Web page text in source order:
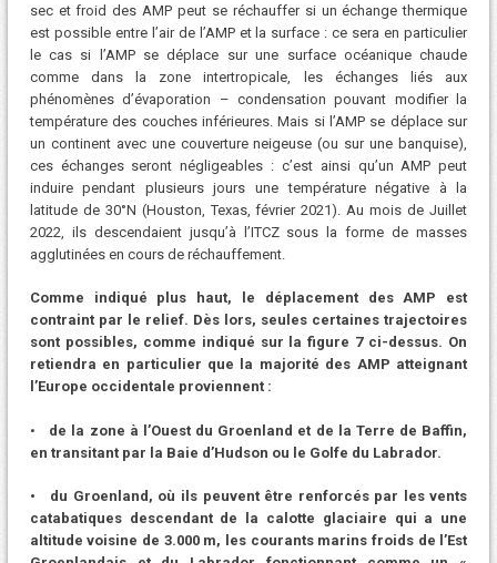
sec et froid des AMP peut se réchauffer si un échange thermique
est possible entre l’air de l’AMP et la surface : ce sera en particulier
le cas si l’AMP se déplace sur une surface océanique chaude
comme dans la zone intertropicale, les échanges liés aux
phénomènes d’évaporation – condensation pouvant modifier la
température des couches inférieures. Mais si l’AMP se déplace sur
un continent avec une couverture neigeuse (ou sur une banquise),
ces échanges seront négligeables : c’est ainsi qu’un AMP peut
induire pendant plusieurs jours une température négative à la
latitude de 30°N (Houston, Texas, février 2021). Au mois de Juillet
2022, ils descendaient jusqu’à l’ITCZ sous la forme de masses
agglutinées en cours de réchauffement.
Comme indiqué plus haut, le déplacement des AMP est
contraint par le relief. Dès lors, seules certaines trajectoires
sont possibles, comme indiqué sur la figure 7 ci-dessus. On
retiendra en particulier que la majorité des AMP atteignant
l’Europe occidentale proviennent :
• de la zone à l’Ouest du Groenland et de la Terre de Baffin,
en transitant par la Baie d’Hudson ou le Golfe du Labrador.
• du Groenland, où ils peuvent être renforcés par les vents
catabatiques descendant de la calotte glaciaire qui a une
altitude voisine de 3.000 m, les courants marins froids de l’Est